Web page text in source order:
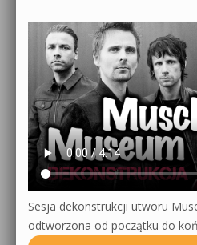
Pakiety
Działanie sklepu internetowego
Wyszukiwanie
Sesja dekonstrukcji utworu
odtworzona od początku do